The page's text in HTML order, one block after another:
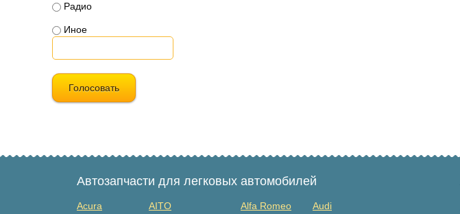
Радио
Иное
Голосовать
Автозапчасти для легковых автомобилей
Acura AITO Alfa Romeo
Audi